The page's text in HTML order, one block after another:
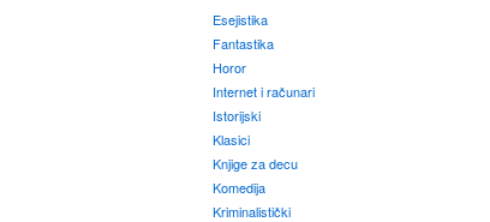
Esejistika
Fantastika
Horor
Internet i računari
Istorijski
Klasici
Knjige za decu
Komedija
Kriminalistički